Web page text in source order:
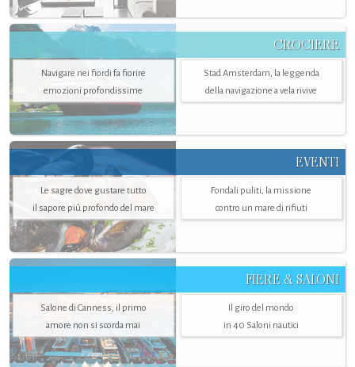
CROCIERE
Navigare nei fiordi fa fiorire
emozioni profondissime
Stad Amsterdam, la leggenda
della navigazione a vela rivive
EVENTI
Le sagre dove gustare tutto
il sapore più profondo del mare
Fondali puliti, la missione
contro un mare di rifiuti
FIERE & SALONI
Salone di Canness, il primo
amore non si scorda mai
Il giro del mondo
in 40 Saloni nautici